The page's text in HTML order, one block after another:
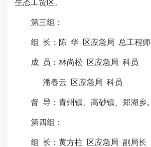
生态工贸区。
第三组：
组 长：陈 华 区应急局 总工程师
成 员：林尚松 区应急局 科员
潘春云 区应急局 科员
督 导：青州镇、高砂镇、郑湖乡。
第四组：
组 长：黄方柱 区应急局 副局长